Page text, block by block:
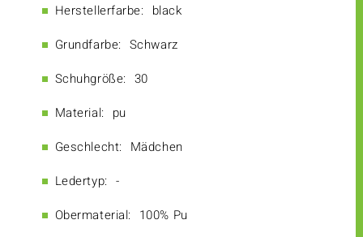
Herstellerfarbe: black
Grundfarbe: Schwarz
Schuhgröße: 30
Material: pu
Geschlecht: Mädchen
Ledertyp: -
Obermaterial: 100% Pu